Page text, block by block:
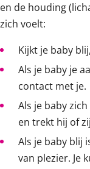
en de houding
zich voelt:
Kijkt je baby
Als je baby je
contact met je.
Als je baby
en trekt hij of
Als je baby blij
van plezier. Je